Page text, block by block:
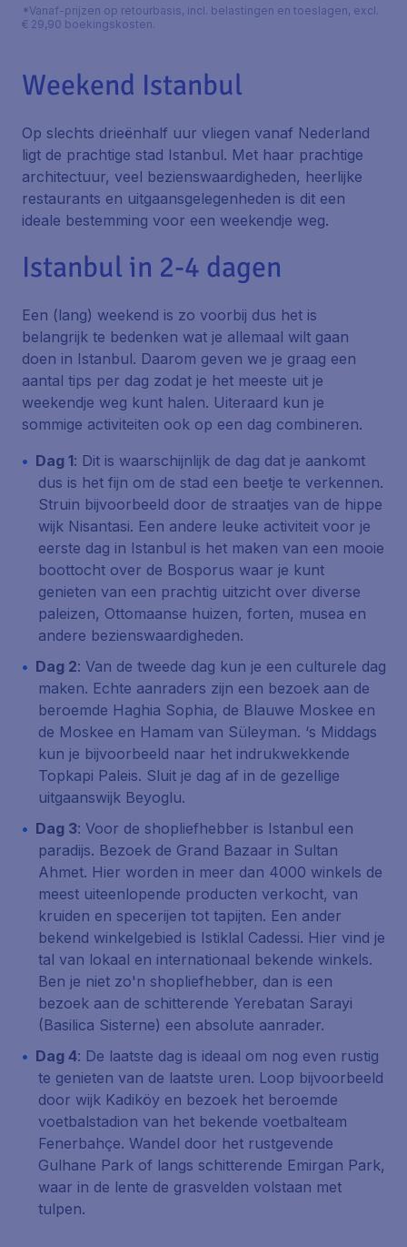
*Vanaf-prijzen op retourbasis, incl. belastingen en toeslagen, excl.
€ 29,90 boekingskosten.
Weekend Istanbul
Op slechts drieënhalf uur vliegen vanaf Nederland
ligt de prachtige stad Istanbul. Met haar prachtige
architectuur, veel bezienswaardigheden, heerlijke
restaurants en uitgaansgelegenheden is dit een
ideale bestemming voor een weekendje weg.
Istanbul in 2-4 dagen
Een (lang) weekend is zo voorbij dus het is
belangrijk te bedenken wat je allemaal wilt gaan
doen in Istanbul. Daarom geven we je graag een
aantal tips per dag zodat je het meeste uit je
weekendje weg kunt halen. Uiteraard kun je
sommige activiteiten ook op een dag combineren.
Dag 1: Dit is waarschijnlijk de dag dat je aankomt
dus is het fijn om de stad een beetje te verkennen.
Struin bijvoorbeeld door de straatjes van de hippe
wijk Nisantasi. Een andere leuke activiteit voor je
eerste dag in Istanbul is het maken van een mooie
boottocht over de Bosporus waar je kunt
genieten van een prachtig uitzicht over diverse
paleizen, Ottomaanse huizen, forten, musea en
andere bezienswaardigheden.
Dag 2: Van de tweede dag kun je een culturele dag
maken. Echte aanraders zijn een bezoek aan de
beroemde Haghia Sophia, de Blauwe Moskee en
de Moskee en Hamam van Süleyman. ‘s Middags
kun je bijvoorbeeld naar het indrukwekkende
Topkapi Paleis. Sluit je dag af in de gezellige
uitgaanswijk Beyoglu.
Dag 3: Voor de shopliefhebber is Istanbul een
paradijs. Bezoek de Grand Bazaar in Sultan
Ahmet. Hier worden in meer dan 4000 winkels de
meest uiteenlopende producten verkocht, van
kruiden en specerijen tot tapijten. Een ander
bekend winkelgebied is Istiklal Cadessi. Hier vind je
tal van lokaal en internationaal bekende winkels.
Ben je niet zo'n shopliefhebber, dan is een
bezoek aan de schitterende Yerebatan Sarayi
(Basilica Sisterne) een absolute aanrader.
Dag 4: De laatste dag is ideaal om nog even rustig
te genieten van de laatste uren. Loop bijvoorbeeld
door wijk Kadiköy en bezoek het beroemde
voetbalstadion van het bekende voetbalteam
Fenerbahçe. Wandel door het rustgevende
Gulhane Park of langs schitterende Emirgan Park,
waar in de lente de grasvelden volstaan met
tulpen.